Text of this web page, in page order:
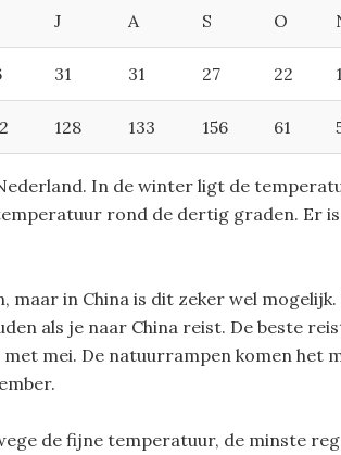
J A S O
31 31 27 22
128 133 156 61
In de winter ligt de
rond de dertig graden. Er is
maar in China is dit zeker wel mogelijk.
als je naar China reist. De beste
mei. De natuurrampen komen het
de fijne temperatuur, de minste